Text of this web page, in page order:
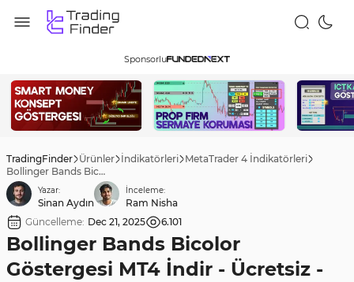
Sponsorlu
TradingFinder Ürünler İndikatörleri MetaTrader 4 İndikatörleri
Bollinger Bands Bicolor Göstergesi MT4 İndir - Ücretsiz - [TradingFinder]
Yazar:
Sinan Aydın
İnceleme:
Ram Nisha
Güncelleme: Dec 21, 2025 6.101
Bollinger Bands Bicolor
Göstergesi MT4 İndir - Ücretsiz -